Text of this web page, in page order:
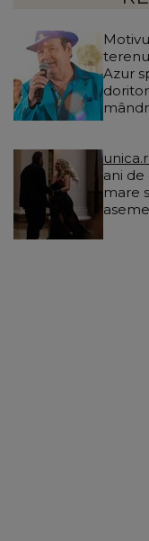
Azur
ani de
mare